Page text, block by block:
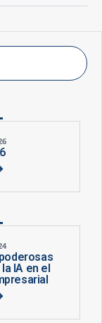
IA en el